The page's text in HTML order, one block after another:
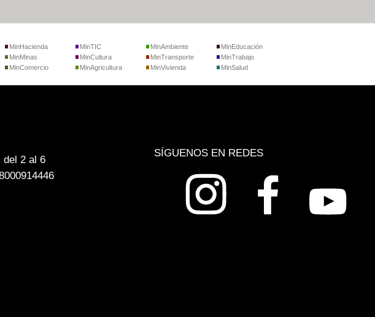
MinHacienda
MinMinas
MinComercio
MinTIC
MinCultura
MinAgricultura
MinAmbiente
MinTransporte
MinVivienda
MinEducación
MinTrabajo
MinSalud
del 2 al 6
SÍGUENOS EN REDES